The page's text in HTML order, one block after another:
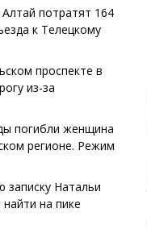
потратят 164
к Телецкому
проспекте в
из-за
погибли женщина
регионе. Режим
записку Натальи
на пике